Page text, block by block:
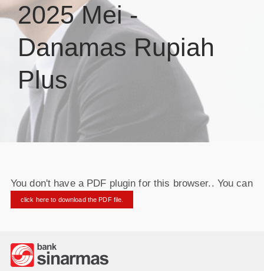
2025 Mei -
Danamas Rupiah
Plus
You don't have a PDF plugin for this browser.. You can
click here to download the PDF file.